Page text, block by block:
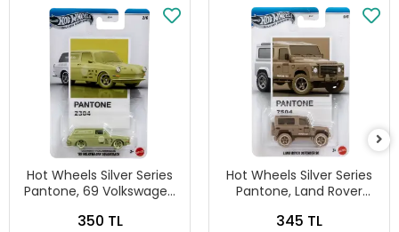
Hot Wheels Silver Series
Pantone, 69 Volkswagen
350 TL
Hot Wheels Silver Series
Pantone, Land Rover
345 TL